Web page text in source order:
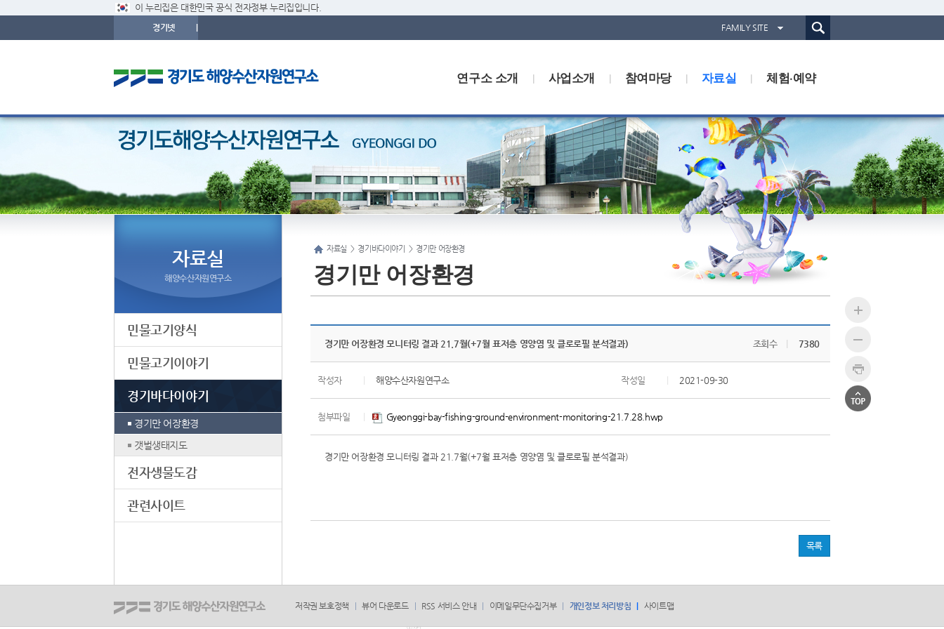
이 누리집은 대한민국 공식 전자정부 누리집입니다.
경기넷 FAMILY SITE
경기도동물위생시험소
경기해양수산자원연구소
통합검색(웹)
체험·예약
자료실
참여마당
사업소개
연구소 소개
자료실 > 경기바다이야기 > 경기만 어장환경
경기만 어장환경
경기만 어장환경 모니터링 결과 21.7월(+7월 표저층 영양염 및 클로로필 분석결과) 조회수 7380
작성자 해양수산자원연구소 작성일 2021-09-30
첨부파일 Gyeonggi-bay-fishing-ground-environment-monitoring-21.7.28.hwp
경기만 어장환경 모니터링 결과 21.7월(+7월 표저층 영양염 및 클로로필 분석결과)
목록
해양수산자원연구소
자료실
민물고기양식
민물고기이야기
경기바다이야기
경기만 어장환경
갯벌생태지도
전자생물도감
관련사이트
저작권 보호정책 뷰어 다운로드 RSS 서비스 안내 이메일무단수집거부 개인정보 처리방침 사이트맵